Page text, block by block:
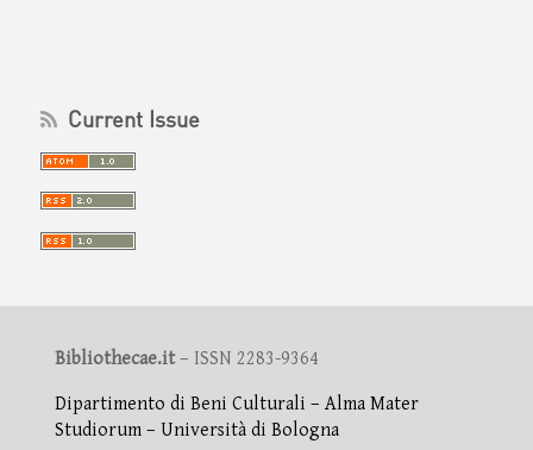
Current Issue
Bibliothecae.it– ISSN 2283-9364
Dipartimento di Beni Culturali – Alma Mater
Studiorum – Università di Bologna